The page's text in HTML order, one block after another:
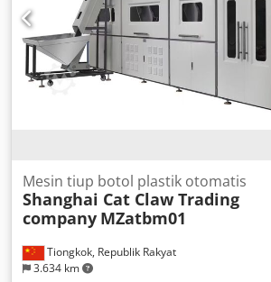
Tiongkok, Republik Rakyat
3.634 km
Mesin tiup botol plastik otomatis
Shanghai Cat Claw Trading
company MZatbm01